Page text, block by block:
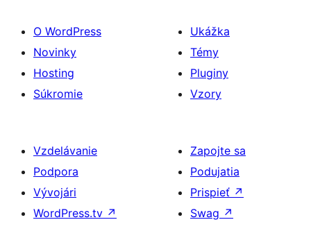
O WordPress
Novinky
Hosting
Súkromie
Ukážka
Témy
Pluginy
Vzory
Vzdelávanie
Podpora
Vývojári
WordPress.tv ↗
Zapojte sa
Podujatia
Prispieť ↗
Swag ↗